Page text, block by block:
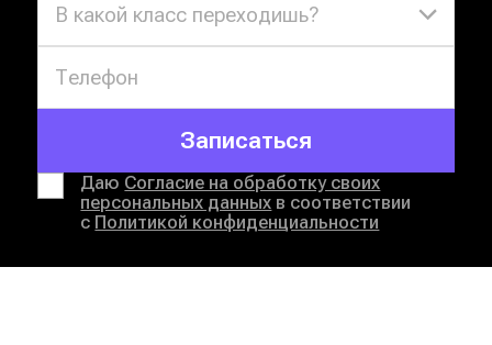
В какой класс переходишь?
Записаться
Даю Согласие на обработку своих
персональных данных в соответствии
с Политикой конфиденциальности